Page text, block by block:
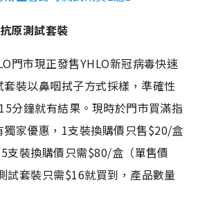
原測試套裝
門市現正發售YHLO新冠病毒快速
裝以鼻咽拭子方式採樣，準確性
分鐘就有結果。現時於門市買滿指
獨家優惠，1支裝換購價只售$20/盒
5支裝換購價只需$80/盒（單售價
試套裝只需$16就買到，產品數量